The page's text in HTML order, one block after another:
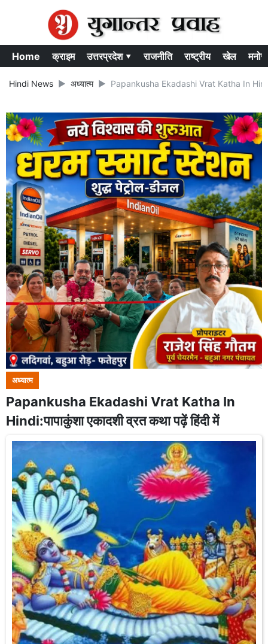
Home क्राइम उत्तरप्रदेश ▾ राजनीति राष्ट्रीय खेल
Hindi News अध्यात्म Papankusha Ekadashi Vrat Katha In
अध्यात्म
Papankusha Ekadashi Vrat Katha In
Hindi:पापाकुंशा एकादशी व्रत कथा पढ़ें हिंदी में